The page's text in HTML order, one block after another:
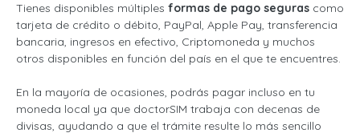
Tienes disponibles múltiples formas de pago seguras como
tarjeta de crédito o débito, PayPal, Apple Pay, transferencia
bancaria, ingresos en efectivo, Criptomoneda y muchos
otros disponibles en función del país en el que te encuentres.
En la mayoría de ocasiones, podrás pagar incluso en tu
moneda local ya que doctorSIM trabaja con decenas de
divisas, ayudando a que el trámite resulte lo más sencillo